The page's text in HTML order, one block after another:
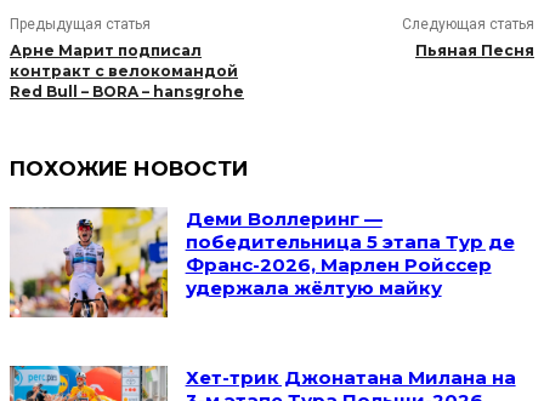
Предыдущая статья
Арне Марит подписал
контракт с велокомандой
Red Bull – BORA – hansgrohe
Следующая статья
Пьяная Песня
ПОХОЖИЕ НОВОСТИ
Деми Воллеринг —
победительница 5 этапа Тур де
Франс-2026, Марлен Ройссер
удержала жёлтую майку
Хет-трик Джонатана Милана на